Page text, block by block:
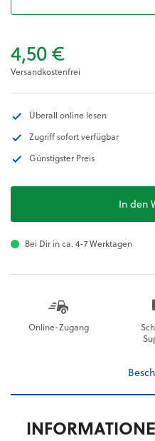
4,50 €
Versandkostenfrei
Überall online lesen
Zugriff sofort verfügbar
Günstigster Preis
In den
Bei Dir in ca. 4-7 Werktagen
Online-Zugang